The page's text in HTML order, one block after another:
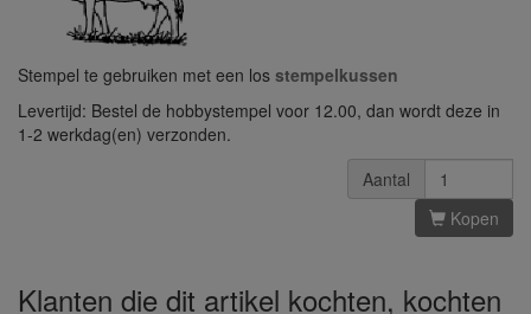
Stempel te gebruiken met een los stempelkussen
Levertijd: Bestel de hobbystempel voor 12.00, dan wordt deze in
1-2 werkdag(en) verzonden.
Aantal
Kopen
Klanten die dit artikel kochten, kochten